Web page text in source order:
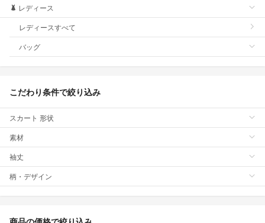
レディース
レディースすべて
バッグ
こだわり条件で絞り込み
スカート 形状
素材
袖丈
柄・デザイン